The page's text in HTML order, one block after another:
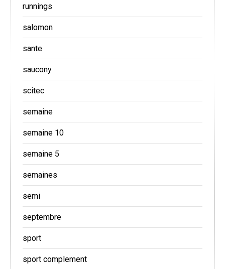
runnings
salomon
sante
saucony
scitec
semaine
semaine 10
semaine 5
semaines
semi
septembre
sport
sport complement